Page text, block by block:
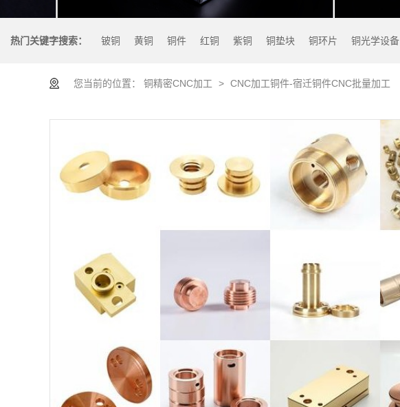
热门关键字搜索： 铍铜 黄铜 铜件 红铜 紫铜 铜垫块 铜环片 铜光学设备
您当前的位置： 铜精密CNC加工 > CNC加工铜件-宿迁铜件CNC批量加工